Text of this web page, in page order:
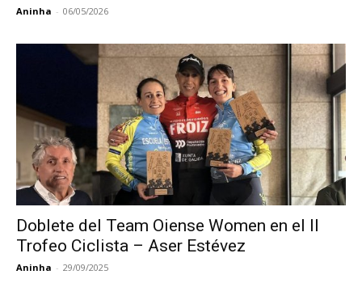
Aninha - 06/05/2026
Doblete del Team Oiense Women en el II
Trofeo Ciclista – Aser Estévez
Aninha - 29/09/2025